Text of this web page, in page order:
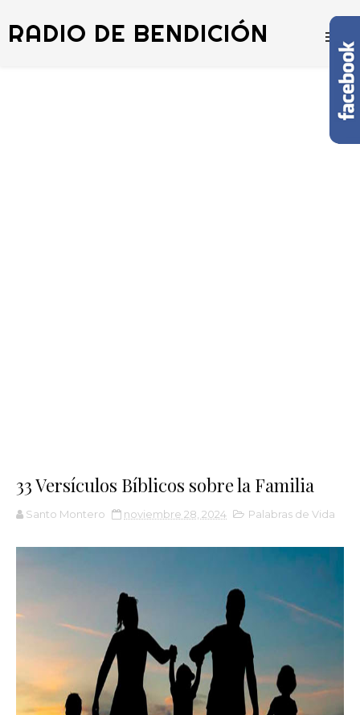
RADIO DE BENDICIÓN
33 Versículos Bíblicos sobre la Familia
Santo Montero noviembre 28, 2024 Palabras de Vida